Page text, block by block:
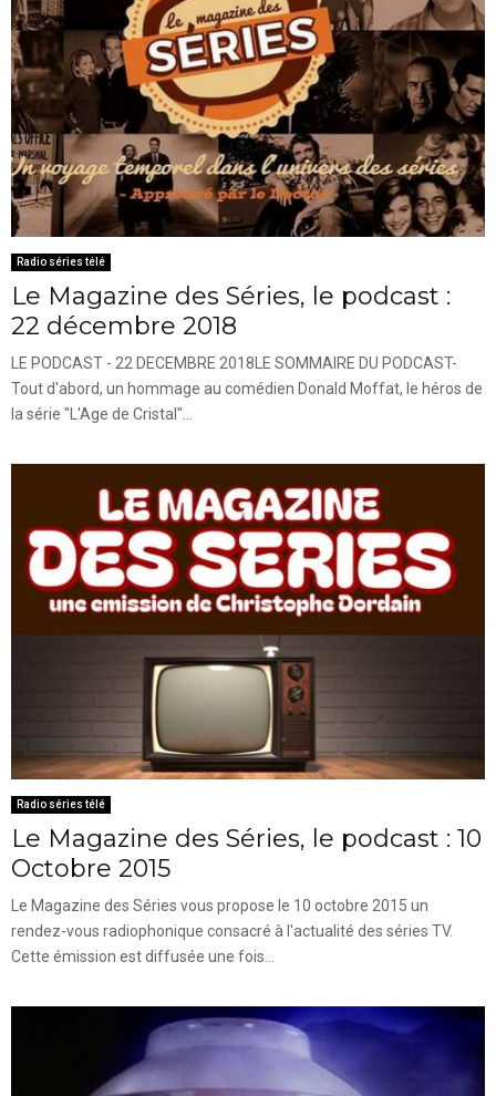
Radio séries télé
Le Magazine des Séries, le podcast :
22 décembre 2018
LE PODCAST - 22 DECEMBRE 2018LE SOMMAIRE DU PODCAST-
Tout d'abord, un hommage au comédien Donald Moffat, le héros de
la série "L'Age de Cristal"...
Radio séries télé
Le Magazine des Séries, le podcast : 10
Octobre 2015
Le Magazine des Séries vous propose le 10 octobre 2015 un
rendez-vous radiophonique consacré à l'actualité des séries TV.
Cette émission est diffusée une fois...